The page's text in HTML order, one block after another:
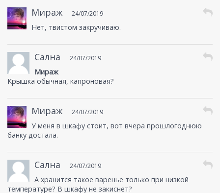
Мираж 24/07/2019
Нет, твистом закручиваю.
Сална 24/07/2019
Мираж
Крышка обычная, капроновая?
Мираж 24/07/2019
У меня в шкафу стоит, вот вчера прошлогоднюю
банку достала.
Сална 24/07/2019
А хранится такое варенье только при низкой
температуре? В шкафу не закиснет?